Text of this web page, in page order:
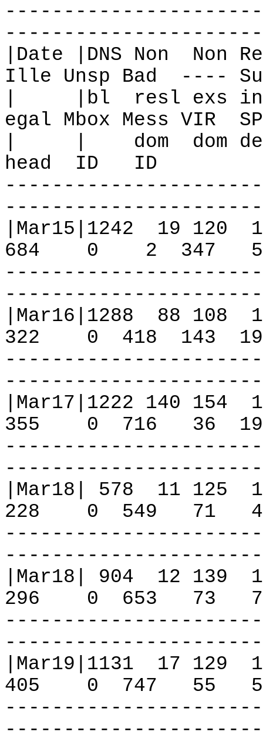
|Date |DNS Non
Non
Ille Unsp Bad
----
|bl
resl exs
egal Mbox Mess VIR
dom
dom
head
ID
ID
|Mar15|1242
19 120
684
0 2 347
|Mar16|1288
88 108
322
0 418 143
|Mar17|1222 140 154
355
0 716 36
|Mar18| 578
11 125
228
0 549 71
|Mar18| 904
12 139
296
0 653 73
|Mar19|1131
17 129
405
0 747 55